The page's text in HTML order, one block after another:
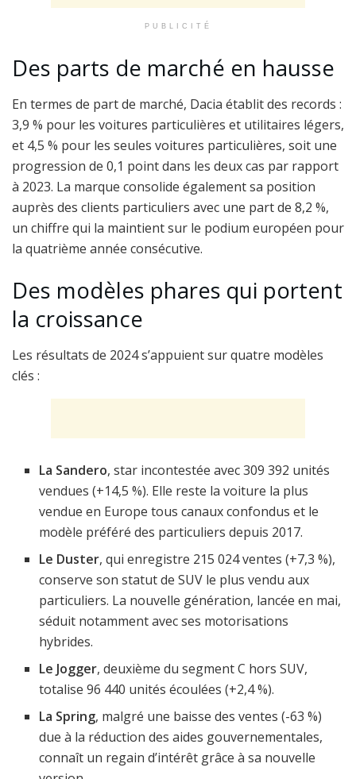
PUBLICITÉ
Des parts de marché en hausse
En termes de part de marché, Dacia établit des records :
3,9 % pour les voitures particulières et utilitaires légers,
et 4,5 % pour les seules voitures particulières, soit une
progression de 0,1 point dans les deux cas par rapport
à 2023. La marque consolide également sa position
auprès des clients particuliers avec une part de 8,2 %,
un chiffre qui la maintient sur le podium européen pour
la quatrième année consécutive.
Des modèles phares qui portent
la croissance
Les résultats de 2024 s’appuient sur quatre modèles
clés :
La Sandero, star incontestée avec 309 392 unités
vendues (+14,5 %). Elle reste la voiture la plus
vendue en Europe tous canaux confondus et le
modèle préféré des particuliers depuis 2017.
Le Duster, qui enregistre 215 024 ventes (+7,3 %),
conserve son statut de SUV le plus vendu aux
particuliers. La nouvelle génération, lancée en mai,
séduit notamment avec ses motorisations
hybrides.
Le Jogger, deuxième du segment C hors SUV,
totalise 96 440 unités écoulées (+2,4 %).
La Spring, malgré une baisse des ventes (-63 %)
due à la réduction des aides gouvernementales,
connaît un regain d’intérêt grâce à sa nouvelle